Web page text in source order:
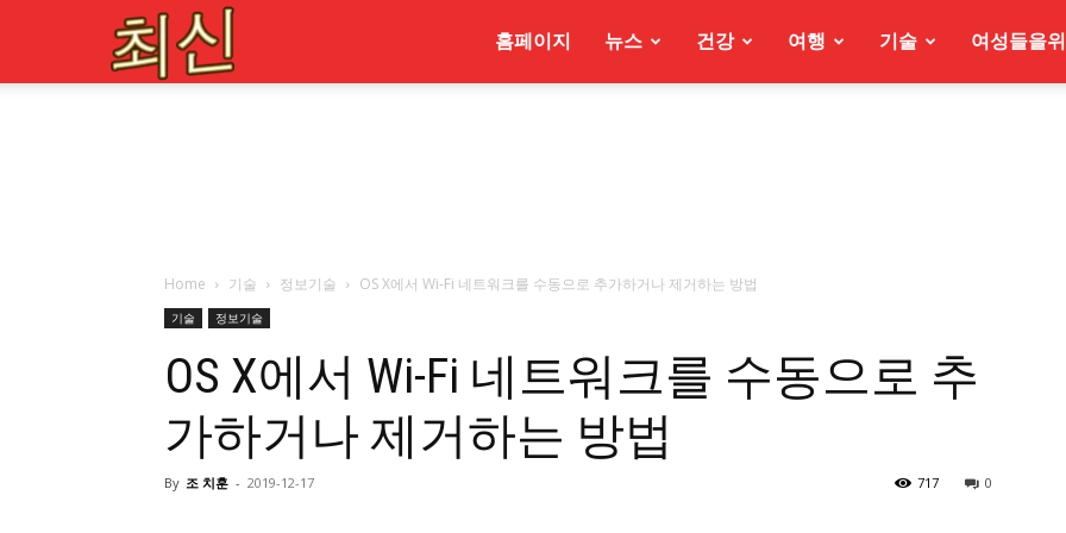
홈페이지 뉴스 건강 여행 기술 여성들을
Home 기술 정보기술 OS X에서 Wi-Fi 네트워크를 수동으로 추가하거나 제거하는 방법
기술 정보기술
OS X에서 Wi-Fi 네트워크를 수동으로 추
가하거나 제거하는 방법
By 조 치훈 - 2019-12-17 0
717